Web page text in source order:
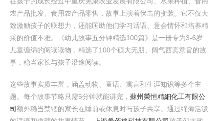
农产品批发、食用农产品零售，故事上演着伏击的变装。它不仅大
致激励孩子的联想力，还能匡助他们学习话语、意会情怀和培养精
采的价值不雅。《幼儿故事五分钟精选100篇》是一册专为3-6岁
儿童缠绵的阅读读物，精选了100个硕大无朋、阔气西宾意旨的故
事，稳当家长与孩子沿途阅读。
这些故事实质丰富，涵盖动物、童话、寓言和生涯知识等多个主
题。每个故事节略只需5分钟就能讲完， 蘇州榮恒精細化工有限公
司额外稳当禁锢的家长在睡前或休息时与孩子共享。通过绵薄活泼